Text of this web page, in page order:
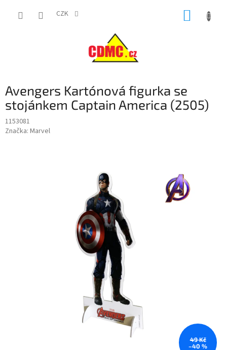
CZK
Avengers Kartónová figurka se
stojánkem Captain America (2505)
1153081
Značka: Marvel
49 Kč
–40 %